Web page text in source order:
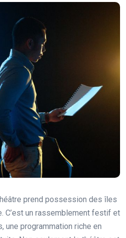
prend possession des îles
C’est un rassemblement festif et
une programmation riche en